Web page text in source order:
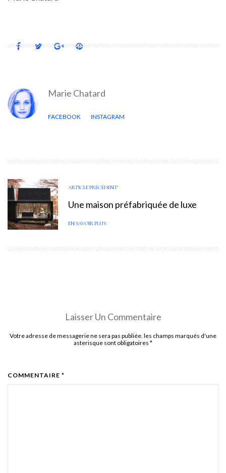
Marie Chatard
FACEBOOK INSTAGRAM
ARTICLE PRÉCÉDENT
Une maison préfabriquée de luxe
EN SAVOIR PLUS
Laisser Un Commentaire
Votre adresse de messagerie ne sera pas publiée. les champs marqués d'une
asterisque sont obligatoires *
COMMENTAIRE *